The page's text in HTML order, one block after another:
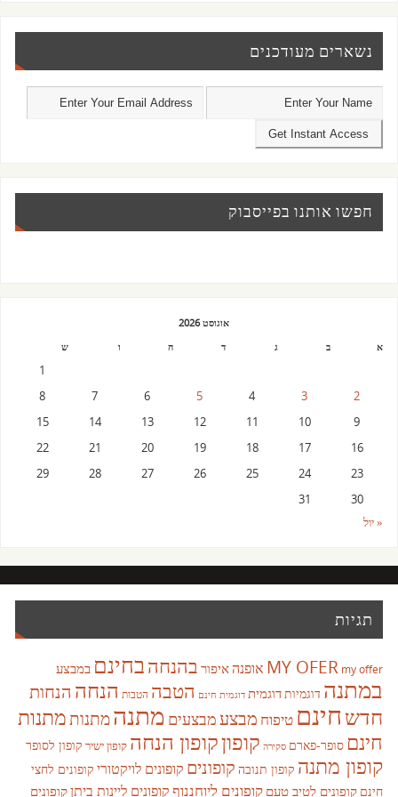
נשארים מעודכנים
חפשו אותנו בפייסבוק
אוגוסט 2026
א
ב ג ד ה ו ש
1
2
3
4
5
6
7
8
9
10
11
12
13
14
15
16
17
18
19
20
21
22
23
24
25
26
27
28
29
30
31
« יול
תגיות
MY OFER my offer אופנהאיפור בהנחהבחינם במבצע
במתנה דוגמיותדוגמית דוגמית חינם הטבה הטבות הנחה הנחות
חדשחינם טיפוח מבצעמבצעים מתנהמתנותמתנות
חינם סופר-פארם סקירה קופוןקופון הנחה קופון ישיר קופון לסופר
קופון מתנה קופון תנובה קופונים קופונים לויקטורי קופונים לחצי
חינם קופונים לטיב טעם קופונים ליוחננוףקופונים ליינות ביתןקופונים